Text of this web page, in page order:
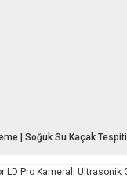
| Soğuk Su Kaçak Tespiti